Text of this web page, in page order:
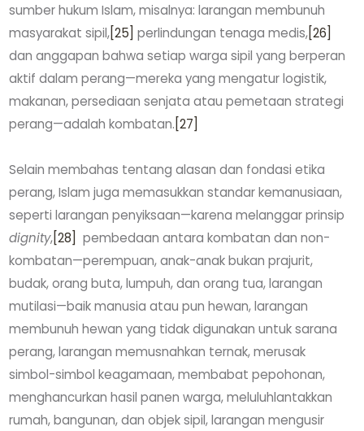
sumber hukum Islam, misalnya: larangan membunuh
masyarakat sipil, [25] perlindungan tenaga medis, [26]
dan anggapan bahwa setiap warga sipil yang berperan
aktif dalam perang—mereka yang mengatur logistik,
makanan, persediaan senjata atau pemetaan strategi
perang—adalah kombatan. [27]
Selain membahas tentang alasan dan fondasi etika
perang, Islam juga memasukkan standar kemanusiaan,
seperti larangan penyiksaan—karena melanggar prinsip
dignity, [28]
pembedaan antara kombatan dan non-
kombatan—perempuan, anak-anak bukan prajurit,
budak, orang buta, lumpuh, dan orang tua, larangan
mutilasi—baik manusia atau pun hewan, larangan
membunuh hewan yang tidak digunakan untuk sarana
perang, larangan memusnahkan ternak, merusak
simbol-simbol keagamaan, membabat pepohonan,
menghancurkan hasil panen warga, meluluhlantakkan
rumah, bangunan, dan objek sipil, larangan mengusir